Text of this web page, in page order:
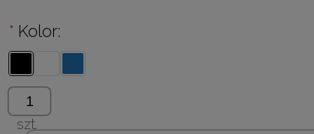
* Kolor:
szt.